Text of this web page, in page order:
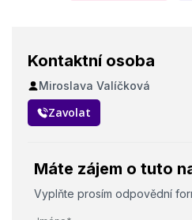
Kontaktní osoba
Miroslava Valíčková
Zavolat
Máte zájem o tuto
Vyplňte prosím odpovědní